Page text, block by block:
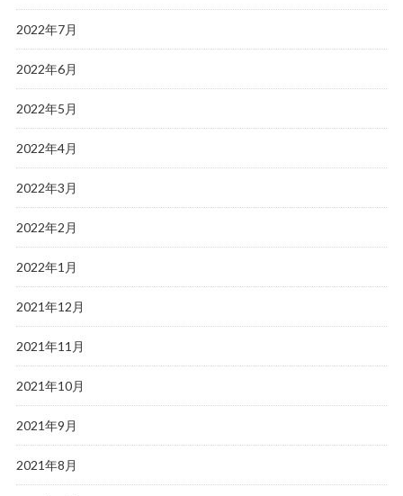
2022年7月
2022年6月
2022年5月
2022年4月
2022年3月
2022年2月
2022年1月
2021年12月
2021年11月
2021年10月
2021年9月
2021年8月